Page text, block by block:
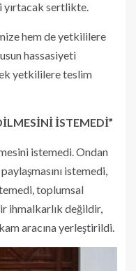
yırtacak sertlikte.
hem de yetkililere
hassasiyeti
yetkililere teslim
İSTEMEDİ”
istemedi. Ondan
istemedi,
toplumsal
ihmalkarlık değildir,
aracına yerleştirildi.